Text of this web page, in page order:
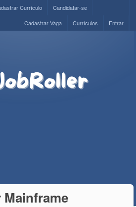
Currículo
Candidatar-se
Entrar
Currículos
Cadastrar Vaga